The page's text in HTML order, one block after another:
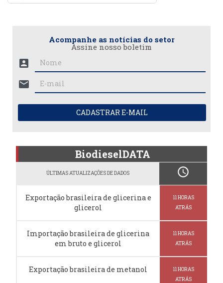
Acompanhe as notícias do setor
Assine nosso boletim
account_box
mail
CADASTRAR E-MAIL
BiodieselDATA
ÚLTIMAS ATUALIZAÇÕES DE DADOS schedule
Exportação brasileira de glicerina e
glicerol
11 HORAS
ATRÁS
Importação brasileira de glicerina
em bruto e glicerol
11 HORAS
ATRÁS
Exportação brasileira de metanol
11 HORAS
ATRÁS